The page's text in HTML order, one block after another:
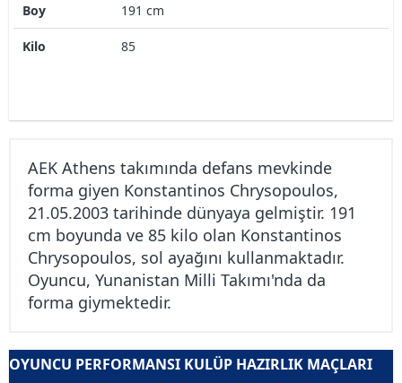
Boy 191 cm
Kilo 85
AEK Athens takımında defans mevkinde
forma giyen Konstantinos Chrysopoulos,
21.05.2003 tarihinde dünyaya gelmiştir. 191
cm boyunda ve 85 kilo olan Konstantinos
Chrysopoulos, sol ayağını kullanmaktadır.
Oyuncu, Yunanistan Milli Takımı'nda da
forma giymektedir.
OYUNCU PERFORMANSI KULÜP HAZIRLIK MAÇLARI